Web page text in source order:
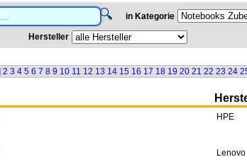
🔍 in Kategorie
Hersteller
2 3 4 5 6 7 8 9 10 11 12 13 14 15 16 17 18 19 20 21 22 23 24
HPE
Lenovo